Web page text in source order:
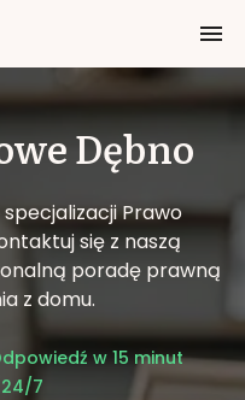
Dębno
Prawo
się z naszą
poradę prawną
z domu.
w 15 minut
7